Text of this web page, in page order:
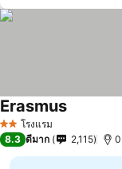
2 ดาวโรงแรม
Erasmus
8.3 ดีมาก 2,115